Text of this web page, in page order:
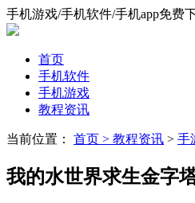
手机游戏/手机软件/手机app免费
首页
手机软件
手机游戏
教程资讯
当前位置： 首页 > 教程资讯 > 手
我的水世界求生金字